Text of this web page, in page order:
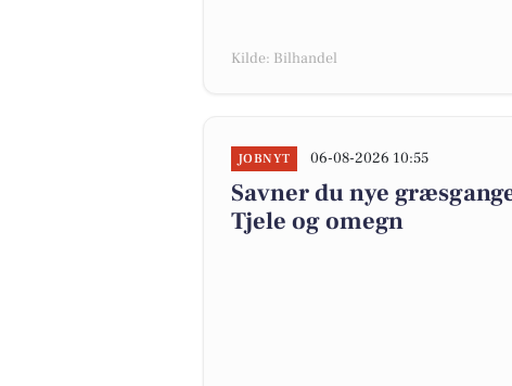
Kilde: Bilhandel
JOBNYT 06-08-2026 10:55
Savner du nye
Tjele og omegn